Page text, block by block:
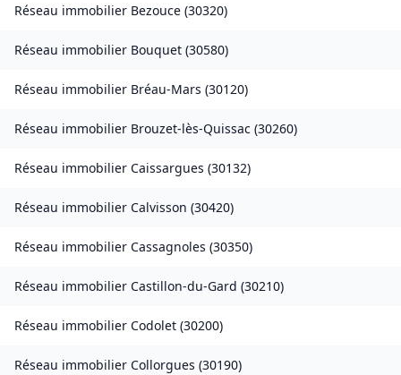
Réseau immobilier Bezouce (30320)
Réseau immobilier Bouquet (30580)
Réseau immobilier Bréau-Mars (30120)
Réseau immobilier Brouzet-lès-Quissac (30260)
Réseau immobilier Caissargues (30132)
Réseau immobilier Calvisson (30420)
Réseau immobilier Cassagnoles (30350)
Réseau immobilier Castillon-du-Gard (30210)
Réseau immobilier Codolet (30200)
Réseau immobilier Collorgues (30190)